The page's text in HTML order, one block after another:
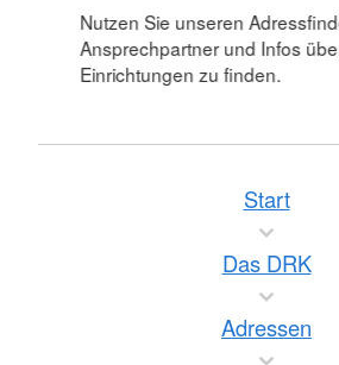
Nutzen Sie unseren
Ansprechpartner und Infos
Einrichtungen zu finden.
Start
Das DRK
Adressen